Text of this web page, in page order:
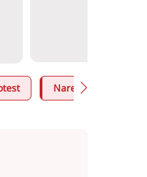
Narendra Modi